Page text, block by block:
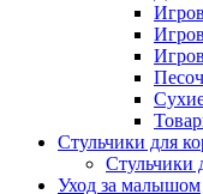
Стульчики для
Стульчики
Уход за малышом